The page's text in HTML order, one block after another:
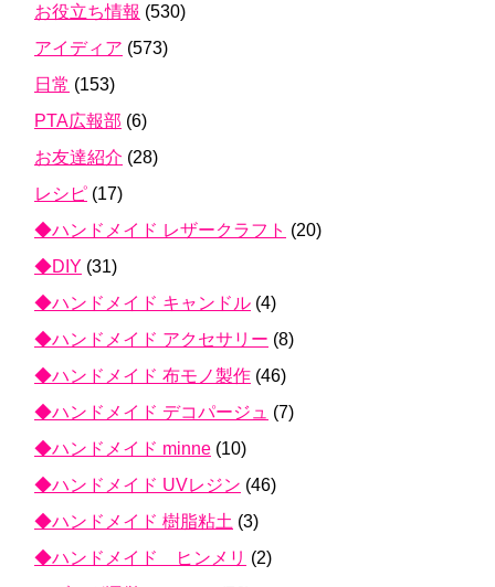
お役立ち情報 (530)
アイディア (573)
日常 (153)
PTA広報部 (6)
お友達紹介 (28)
レシピ (17)
◆ハンドメイド レザークラフト (20)
◆DIY (31)
◆ハンドメイド キャンドル (4)
◆ハンドメイド アクセサリー (8)
◆ハンドメイド 布モノ製作 (46)
◆ハンドメイド デコパージュ (7)
◆ハンドメイド minne (10)
◆ハンドメイド UVレジン (46)
◆ハンドメイド 樹脂粘土 (3)
◆ハンドメイド ヒンメリ (2)